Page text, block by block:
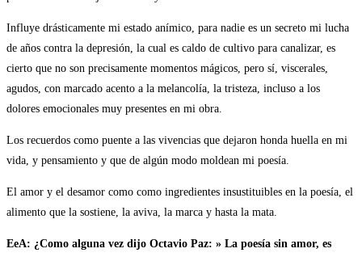
Influye drásticamente mi estado anímico, para nadie es un secreto mi lucha
de años contra la depresión, la cual es caldo de cultivo para canalizar, es
cierto que no son precisamente momentos mágicos, pero sí, viscerales,
agudos, con marcado acento a la melancolía, la tristeza, incluso a los
dolores emocionales muy presentes en mi obra.
Los recuerdos como puente a las vivencias que dejaron honda huella en mi
vida, y pensamiento y que de algún modo moldean mi poesía.
El amor y el desamor como como ingredientes insustituibles en la poesía, el
alimento que la sostiene, la aviva, la marca y hasta la mata.
EeA: ¿Como alguna vez dijo Octavio Paz: » La poesía sin amor, es